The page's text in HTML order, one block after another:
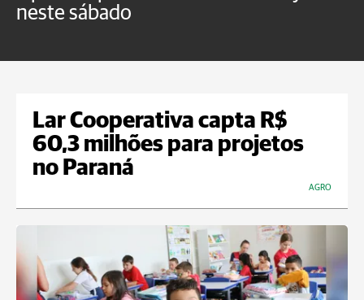
neste sábado
Lar Cooperativa capta R$
60,3 milhões para projetos
no Paraná
AGRO